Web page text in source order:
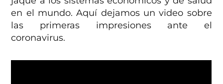
en el mundo. Aquí dejamos un video sobre
las primeras impresiones ante el
coronavirus.